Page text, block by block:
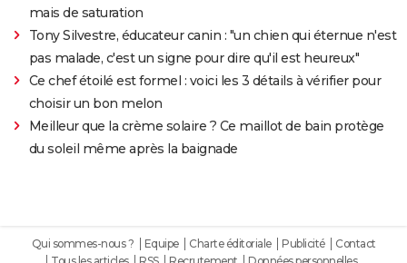
mais de saturation
Tony Silvestre, éducateur canin : "un chien qui éternue n'est
pas malade, c'est un signe pour dire qu'il est heureux"
Ce chef étoilé est formel : voici les 3 détails à vérifier pour
choisir un bon melon
Meilleur que la crème solaire ? Ce maillot de bain protège
du soleil même après la baignade
Qui sommes-nous ? Equipe Charte éditoriale Publicité
Contact